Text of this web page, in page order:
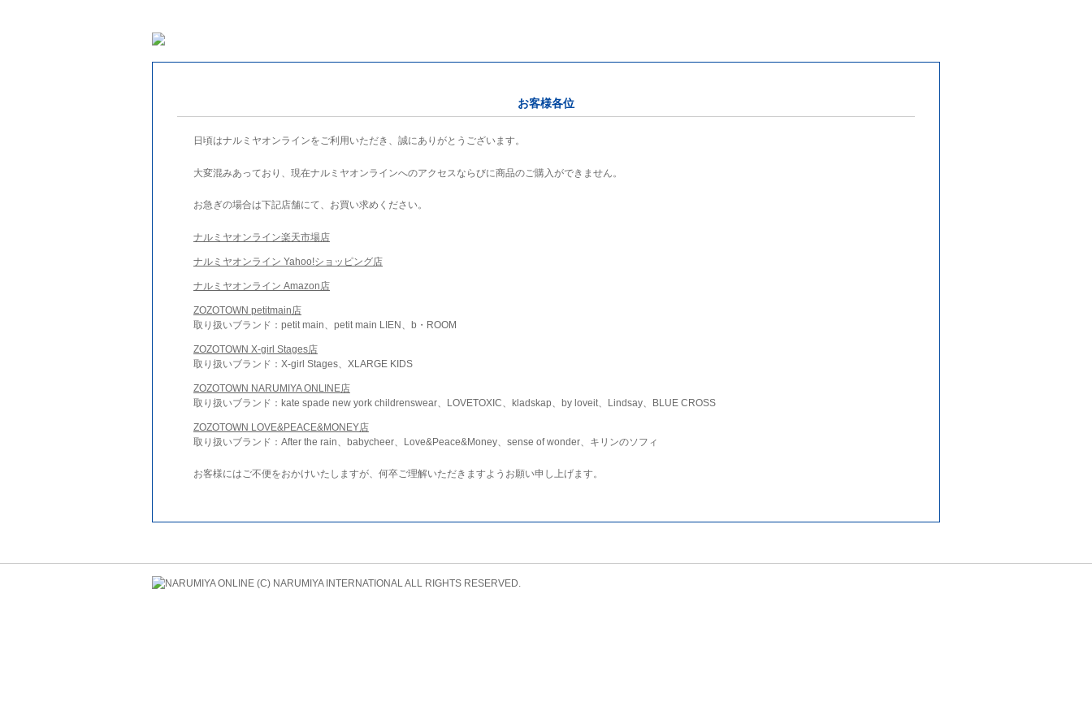
お客様各位
日頃はナルミヤオンラインをご利用いただき、誠にありがとうございます。
大変混みあっており、現在ナルミヤオンラインへのアクセスならびに商品のご購入ができません。
お急ぎの場合は下記店舗にて、お買い求めください。
ナルミヤオンライン楽天市場店
ナルミヤオンライン Yahoo!ショッピング店
ナルミヤオンライン Amazon店
ZOZOTOWN petitmain店
取り扱いブランド：petit main、petit main LIEN、b・ROOM
ZOZOTOWN X-girl Stages店
取り扱いブランド：X-girl Stages、XLARGE KIDS
ZOZOTOWN NARUMIYA ONLINE店
取り扱いブランド：kate spade new york childrenswear、LOVETOXIC、kladskap、by loveit、Lindsay、BLUE CROSS
ZOZOTOWN LOVE&PEACE&MONEY店
取り扱いブランド：After the rain、babycheer、Love&Peace&Money、sense of wonder、キリンのソフィ
お客様にはご不便をおかけいたしますが、何卒ご理解いただきますようお願い申し上げます。